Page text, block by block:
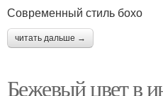
Современный стиль бохо
читать дальше →
Бежевый цвет в